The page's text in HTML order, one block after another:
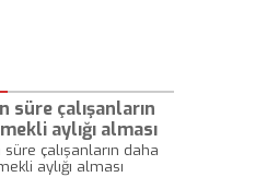
süre çalışanların
aylığı alması
sonlanıyor!
süre çalışanların daha
aylığı alması